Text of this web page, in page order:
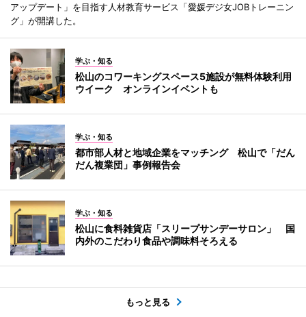
アップデート」を目指す人材教育サービス「愛媛デジ女JOBトレーニン
グ」が開講した。
学ぶ・知る
松山のコワーキングスペース5施設が無料体験利用
ウイーク オンラインイベントも
学ぶ・知る
都市部人材と地域企業をマッチング 松山で「だん
だん複業団」事例報告会
学ぶ・知る
松山に食料雑貨店「スリープサンデーサロン」 国
内外のこだわり食品や調味料そろえる
もっと見る